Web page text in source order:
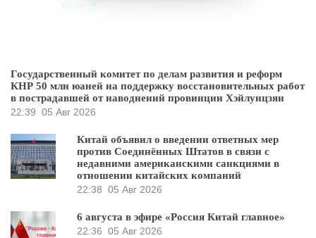
Государственный комитет по делам развития и реформ
КНР 50 млн юаней на поддержку восстановительных работ
в пострадавшей от наводнений провинции Хэйлунцзян
22:39 05 Авг 2026
Китай объявил о введении ответных мер
против Соединённых Штатов в связи с
недавними американскими санкциями в
отношении китайских компаний
22:38 05 Авг 2026
6 августа в эфире «Россия Китай главное»
22:36 05 Авг 2026